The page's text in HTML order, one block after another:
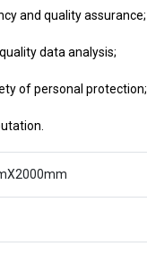
and quality assurance;
data analysis;
of personal protection;